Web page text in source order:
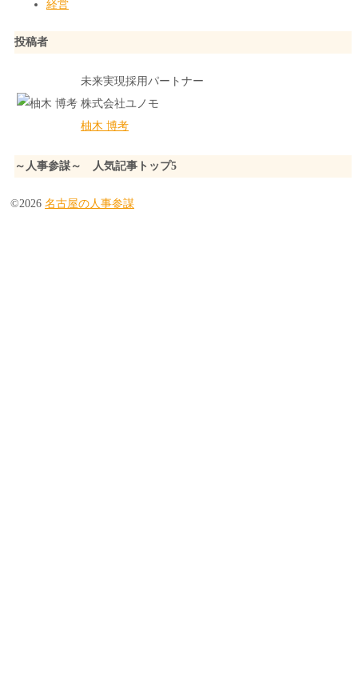
経営
投稿者
未来実現採用パートナー
株式会社ユノモ
柚木 博考
～人事参謀～ 人気記事トップ5
©2026 名古屋の人事参謀